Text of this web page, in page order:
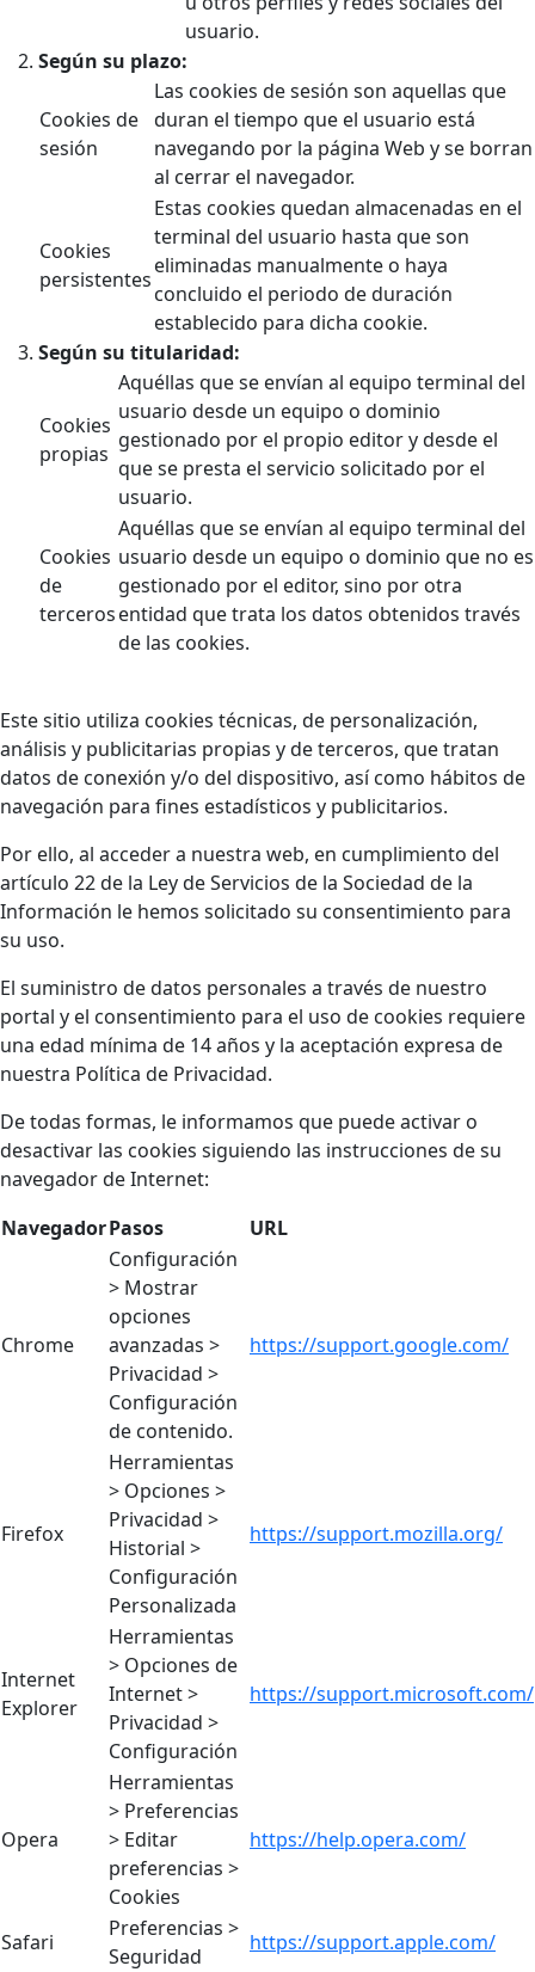
usuario.
Según su plazo:
Cookies de
sesión
Las cookies de sesión son aquellas que
duran el tiempo que el usuario está
navegando por la página Web y se borran
al cerrar el navegador.
Cookies
persistentes
Estas cookies quedan almacenadas en el
terminal del usuario hasta que son
eliminadas manualmente o haya
concluido el periodo de duración
establecido para dicha cookie.
Según su titularidad:
Cookies
propias
Aquéllas que se envían al equipo terminal del
usuario desde un equipo o dominio
gestionado por el propio editor y desde el
que se presta el servicio solicitado por el
usuario.
Cookies
de
terceros
Aquéllas que se envían al equipo terminal del
usuario desde un equipo o dominio que no es
gestionado por el editor, sino por otra
entidad que trata los datos obtenidos través
de las cookies.
Este sitio utiliza cookies técnicas, de personalización,
análisis y publicitarias propias y de terceros, que tratan
datos de conexión y/o del dispositivo, así como hábitos de
navegación para fines estadísticos y publicitarios.
Por ello, al acceder a nuestra web, en cumplimiento del
artículo 22 de la Ley de Servicios de la Sociedad de la
Información le hemos solicitado su consentimiento para
su uso.
El suministro de datos personales a través de nuestro
portal y el consentimiento para el uso de cookies requiere
una edad mínima de 14 años y la aceptación expresa de
nuestra Política de Privacidad.
De todas formas, le informamos que puede activar o
desactivar las cookies siguiendo las instrucciones de su
navegador de Internet:
NavegadorPasos URL
Chrome
Configuración
> Mostrar
opciones
avanzadas >
Privacidad >
Configuración
de contenido.
https://support.google.com/
Firefox
Herramientas
> Opciones >
Privacidad >
Historial >
Configuración
Personalizada
https://support.mozilla.org/
Internet
Explorer
Herramientas
> Opciones de
Internet >
Privacidad >
Configuración
https://support.microsoft.com/
Opera
Herramientas
> Preferencias
> Editar
preferencias >
Cookies
https://help.opera.com/
Safari
Preferencias >
Seguridad
https://support.apple.com/